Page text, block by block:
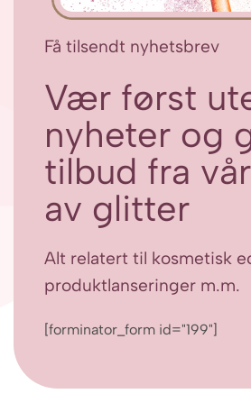
Få tilsendt nyhetsbrev
Vær først
nyheter og
tilbud fra
av glitter
Alt relatert til kosmetisk
produktlanseringer m.m.
[forminator_form id="199"]